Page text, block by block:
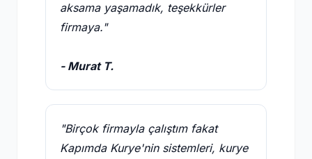
aksama yaşamadık, teşekkürler
firmaya."
- Murat T.
"Birçok firmayla çalıştım fakat
Kapımda Kurye'nin sistemleri, kurye